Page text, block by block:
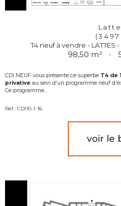
T4 neuf à vendre - LATTES
98,50 m² -
CDI NEUF vous présente ce superbe T4 de
privative au sein d'un programme neuf
Ce programme...
Réf : CDI10-1-16
voir le